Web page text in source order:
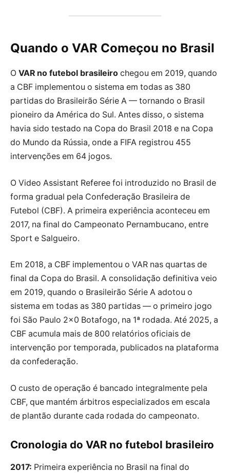
Quando o VAR Começou no Brasil
O VAR no futebol brasileiro chegou em 2019, quando
a CBF implementou o sistema em todas as 380
partidas do Brasileirão Série A — tornando o Brasil
pioneiro da América do Sul. Antes disso, o sistema
havia sido testado na Copa do Brasil 2018 e na Copa
do Mundo da Rússia, onde a FIFA registrou 455
intervenções em 64 jogos.
O Video Assistant Referee foi introduzido no Brasil de
forma gradual pela Confederação Brasileira de
Futebol (CBF). A primeira experiência aconteceu em
2017, na final do Campeonato Pernambucano, entre
Sport e Salgueiro.
Em 2018, a CBF implementou o VAR nas quartas de
final da Copa do Brasil. A consolidação definitiva veio
em 2019, quando o Brasileirão Série A adotou o
sistema em todas as 380 partidas — o primeiro jogo
foi São Paulo 2×0 Botafogo, na 1ª rodada. Até 2025, a
CBF acumula mais de 800 relatórios oficiais de
intervenção por temporada, publicados na plataforma
da confederação.
O custo de operação é bancado integralmente pela
CBF, que mantém árbitros especializados em escala
de plantão durante cada rodada do campeonato.
Cronologia do VAR no futebol brasileiro
2017: Primeira experiência no Brasil na final do